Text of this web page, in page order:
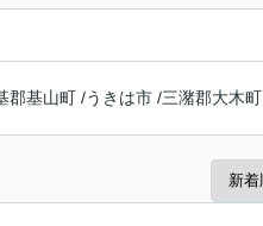
郡基山町 /うきは市 /三潴郡大木町